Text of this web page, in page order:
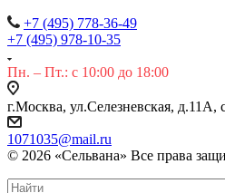
+7 (495) 778-36-49
+7 (495) 978-10-35
Пн. – Пт.: с 10:00 до 18:00
г.Москва, ул.Селезневская, д.11А,
1071035@mail.ru
© 2026 «Сельвана» Все права